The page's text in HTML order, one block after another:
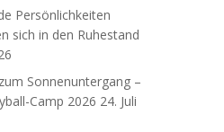
Persönlichkeiten
sich in den Ruhestand
Sonnenuntergang –
Camp 2026 24. Juli